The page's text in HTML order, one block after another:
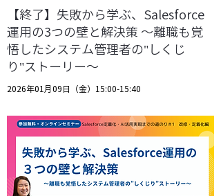
【終了】失敗から学ぶ、Salesforce
運用の3つの壁と解決策 〜離職も覚
悟したシステム管理者の"しくじ
り"ストーリー〜
2026年01月09日（金）15:00-15:40